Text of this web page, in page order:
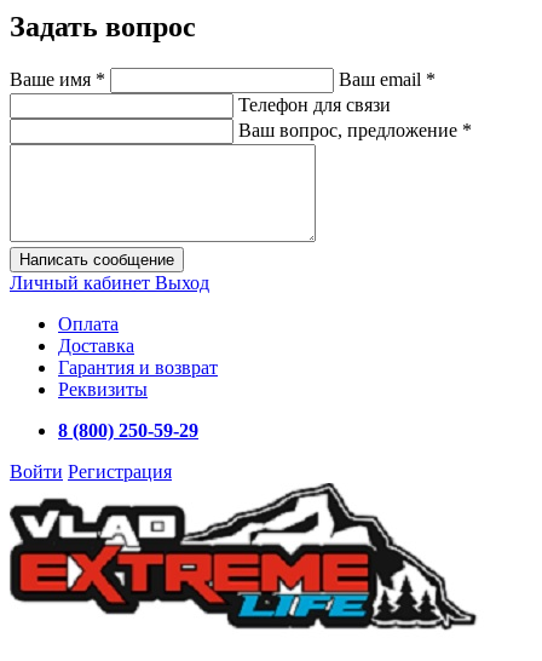
Задать вопрос
Ваше имя * Ваш email *
Телефон для связи
Ваш вопрос, предложение *
Написать сообщение
Личный кабинет Выход
Оплата
Доставка
Гарантия и возврат
Реквизиты
8 (800) 250-59-29
Войти Регистрация